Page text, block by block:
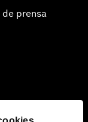
prensa